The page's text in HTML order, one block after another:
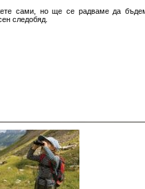
сами, но ще се радваме да
следобяд.